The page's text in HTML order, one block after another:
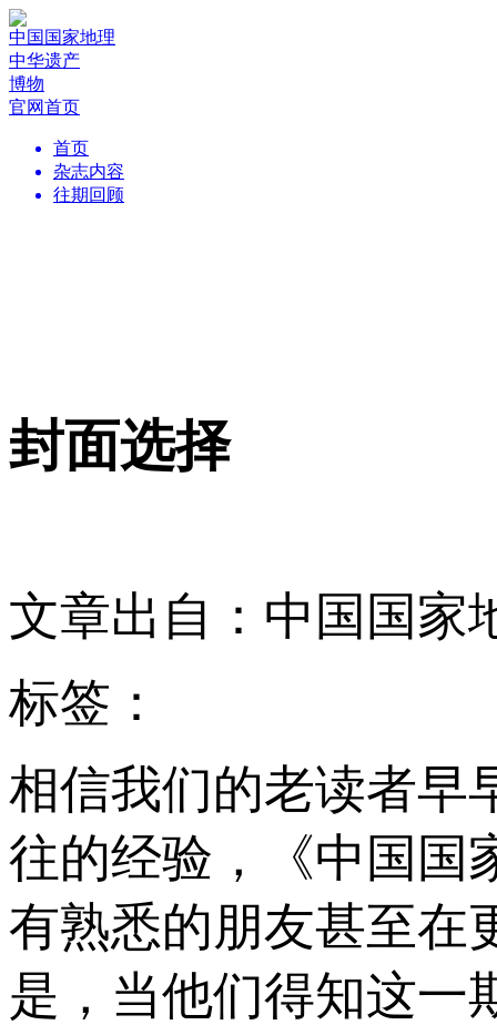
中国国家地理
中华遗产
博物
官网首页
首页
杂志内容
往期回顾
封面选择
文章出自：中国国家
标签：
相信我们的老读者早
往的经验，《中国国
有熟悉的朋友甚至在
是，当他们得知这一